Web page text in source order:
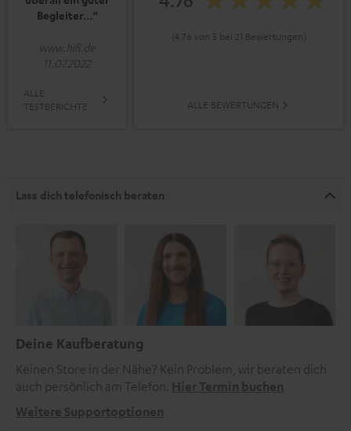
Begleiter…“
www.hifi.de
11.07.2022
ALLE
TESTBERICHTE
(4.76 von 5 bei 21 Bewertungen)
ALLE BEWERTUNGEN
Lass dich telefonisch beraten
Deine Kaufberatung
Keinen Store in der Nähe? Kein Problem, wir beraten dich
auch persönlich am Telefon. Hier Termin buchen
Weitere Supportoptionen